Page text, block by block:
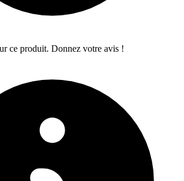
ce produit. Donnez votre avis !